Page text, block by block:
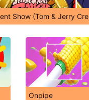
Show (Tom & Jerry
Onpipe